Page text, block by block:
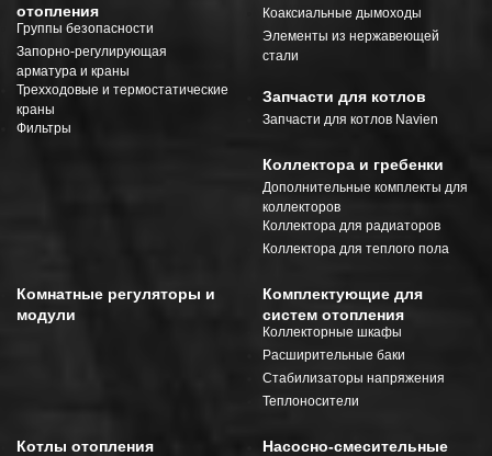
отопления
Группы безопасности
Запорно-регулирующая
арматура и краны
Трехходовые и термостатические
краны
Фильтры
Коаксиальные дымоходы
Элементы из нержавеющей
стали
Запчасти для котлов
Запчасти для котлов Navien
Коллектора и гребенки
Дополнительные комплекты для
коллекторов
Коллектора для радиаторов
Коллектора для теплого пола
Комнатные регуляторы и
модули
Комплектующие для
систем отопления
Коллекторные шкафы
Расширительные баки
Стабилизаторы напряжения
Теплоносители
Котлы отопления Насосно-смесительные